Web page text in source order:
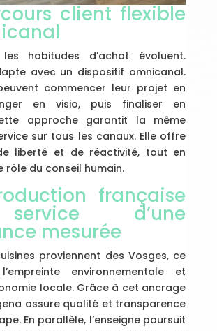
client flexible
les habitudes d’achat évoluent.
avec un dispositif omnicanal.
commencer leur projet en
en visio, puis finaliser en
approche garantit la même
sur tous les canaux. Elle offre
liberté et de réactivité, tout en
rôle du conseil humain.
française
d’une
mesurée
proviennent des Vosges, ce
environnementale et
locale. Grâce à cet ancrage
assure qualité et transparence
En parallèle, l’enseigne poursuit